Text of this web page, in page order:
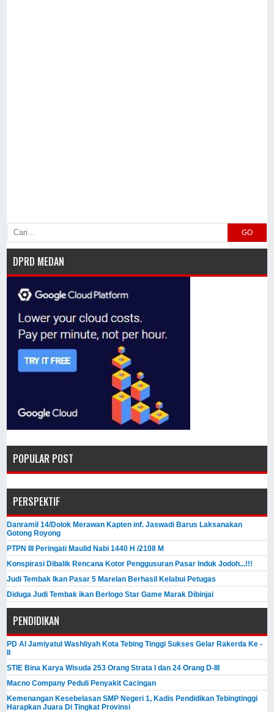
GO
DPRD MEDAN
POPULAR POST
PERSPEKTIF
Danramil 14/Dolok Merawan Kapten inf. Jaswadi Barus Laksanakan
Gotong Royong
PTPN III Peringati Maulid Nabi 1440 H /2108 M
Konspirasi Dibalik Rencana Kotor Penggusuran Pasar Induk Jodoh...!!!
Judi Tembak Ikan Pasar 5 Marelan Berhasil Kelabui Petugas
Diduga Judi Tembak ikan Berlogo Star Game Marak Dibinjai
PENDIDIKAN
PD Al Jamiyatul Washliyah Kota Tebing Tinggi Sukses Gelar Rakerda Ke -
II
STIE Bina Karya Wisuda 253 Orang Strata I dan 24 Orang D-III
Macno Company Peduli Penyakit Cacingan
Kemenangan Kesebelasan SMP Negeri 1, Kadis Pendidikan Tebingtinggi
Harapkan Juara Di Tingkat Provinsi